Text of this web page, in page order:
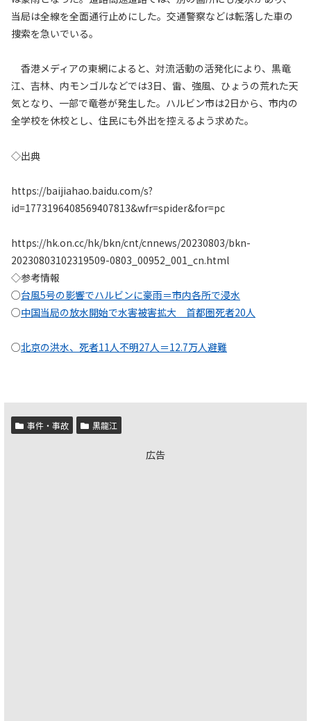
当局は全線を全面通行止めにした。交通警察などは転落した車の
捜索を急いでいる。
香港メディアの東網によると、対流活動の活発化により、黒竜
江、吉林、内モンゴルなどでは3日、雷、強風、ひょうの荒れた天
気となり、一部で竜巻が発生した。ハルビン市は2日から、市内の
全学校を休校とし、住民にも外出を控えるよう求めた。
◇出典
https://baijiahao.baidu.com/s?
id=1773196408569407813&wfr=spider&for=pc
https://hk.on.cc/hk/bkn/cnt/cnnews/20230803/bkn-
20230803102319509-0803_00952_001_cn.html
◇参考情報
○台風5号の影響でハルビンに豪雨＝市内各所で浸水
○中国当局の放水開始で水害被害拡大 首都圏死者20人
○北京の洪水、死者11人不明27人＝12.7万人避難
事件・事故 黒龍江
広告